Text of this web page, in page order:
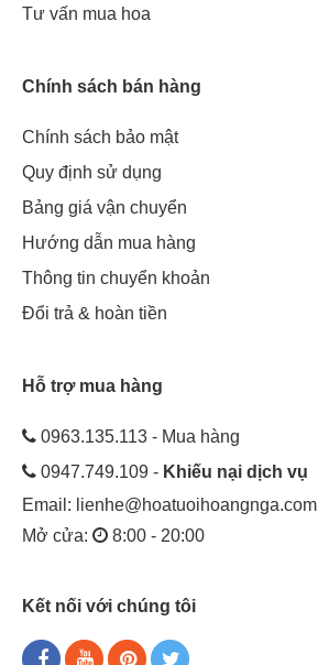
Tư vấn mua hoa
Chính sách bán hàng
Chính sách bảo mật
Quy định sử dụng
Bảng giá vận chuyển
Hướng dẫn mua hàng
Thông tin chuyển khoản
Đổi trả & hoàn tiền
Hỗ trợ mua hàng
0963.135.113 - Mua hàng
0947.749.109 - Khiếu nại dịch vụ
Email: lienhe@hoatuoihoangnga.com
Mở cửa:
8:00 - 20:00
Kết nối với chúng tôi